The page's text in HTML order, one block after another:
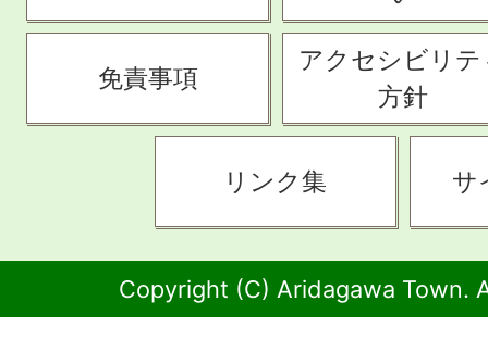
免責事項
アクセシビリテ
方針
リンク集 サ
Copyright (C) Aridagawa Town.